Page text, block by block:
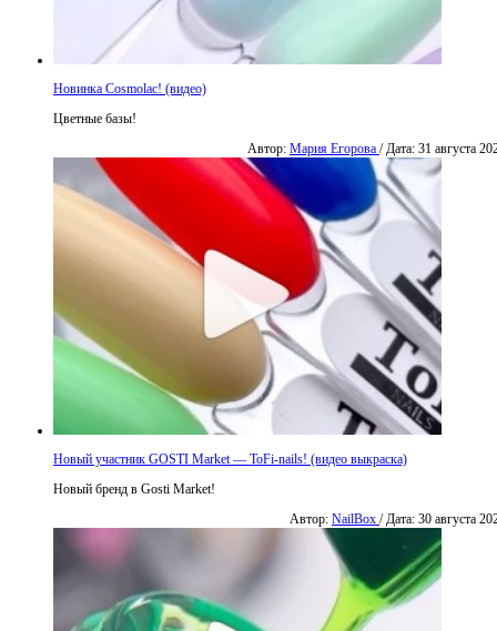
Новинка Cosmolac! (видео)
Цветные базы!
Автор: Мария Егорова / Дата: 31 августа
Новый участник GOSTI Market — ToFi-nails! (видео выкраска)
Новый бренд в Gosti Market!
Автор: NailBox / Дата: 30 августа